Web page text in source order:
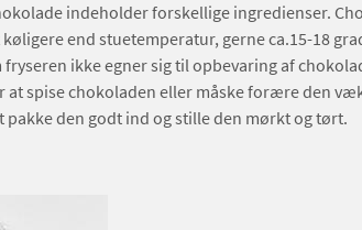
indeholder forskellige ingredienser.
end stuetemperatur, gerne ca.15-18
ikke egner sig til opbevaring af
at spise chokoladen eller måske forære den
pakke den godt ind og stille den mørkt og tørt.